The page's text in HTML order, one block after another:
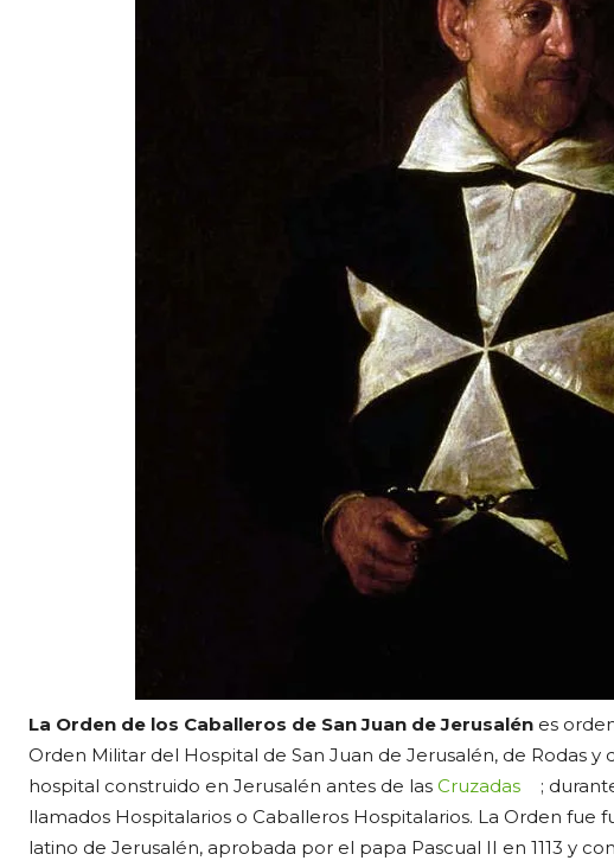
La Orden de los Caballeros de San Juan de Jerusalén es
Orden Militar del Hospital de San Juan de Jerusalén, de Rodas
hospital construido en Jerusalén antes de las Cruzadas
;
llamados Hospitalarios o Caballeros Hospitalarios. La Orden fue
latino de Jerusalén, aprobada por el papa Pascual II en 1113 y